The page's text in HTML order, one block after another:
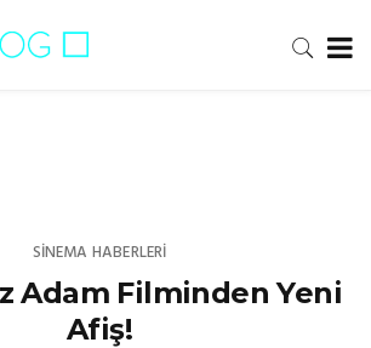
SINEMA HABERLERI
Adam Filminden Yeni
Afiş!